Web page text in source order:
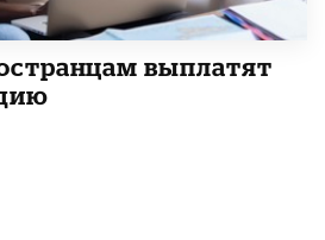
выплатят